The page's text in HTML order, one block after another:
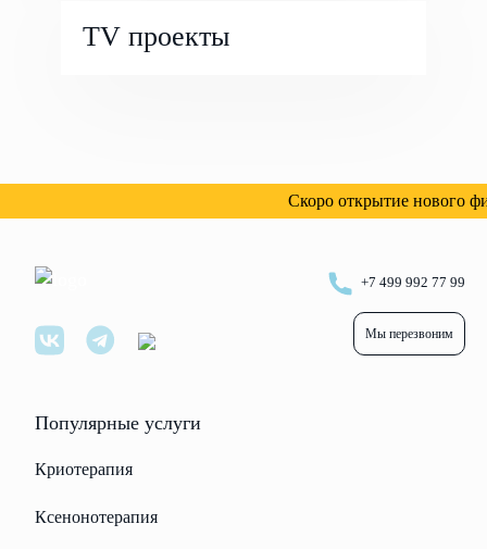
TV проекты
Скоро открытие нового
+7 499 992 77 99
Мы перезвоним
Популярные услуги
Криотерапия
Ксенонотерапия